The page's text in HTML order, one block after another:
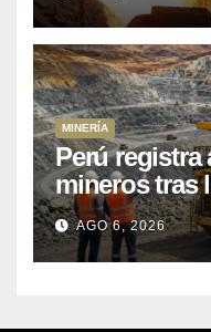
MINERÍA
Perú registra
mineros tras
de mil
cobre y oro
AGO 6, 2026